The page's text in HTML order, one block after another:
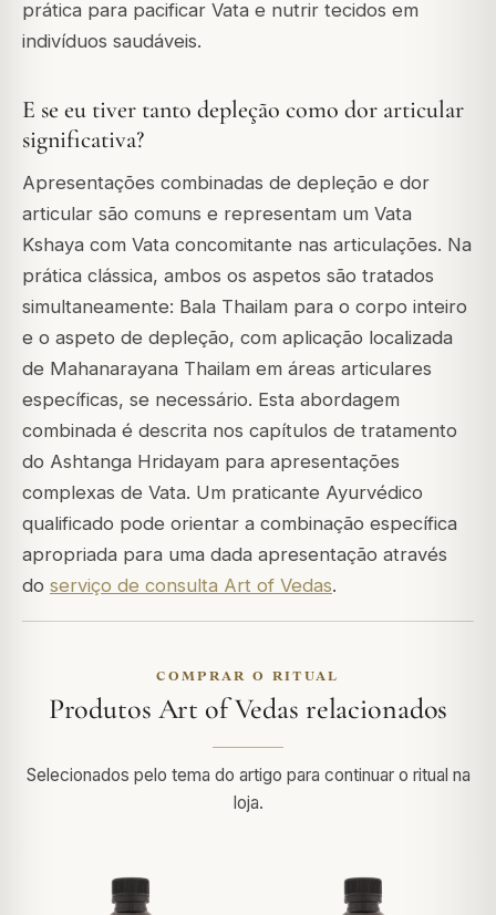
prática para pacificar Vata e nutrir tecidos em
indivíduos saudáveis.
E se eu tiver tanto depleção como dor articular
significativa?
Apresentações combinadas de depleção e dor
articular são comuns e representam um Vata
Kshaya com Vata concomitante nas articulações. Na
prática clássica, ambos os aspetos são tratados
simultaneamente: Bala Thailam para o corpo inteiro
e o aspeto de depleção, com aplicação localizada
de Mahanarayana Thailam em áreas articulares
específicas, se necessário. Esta abordagem
combinada é descrita nos capítulos de tratamento
do Ashtanga Hridayam para apresentações
complexas de Vata. Um praticante Ayurvédico
qualificado pode orientar a combinação específica
apropriada para uma dada apresentação através
do serviço de consulta Art of Vedas.
COMPRAR O RITUAL
Produtos Art of Vedas relacionados
Selecionados pelo tema do artigo para continuar o ritual na
loja.